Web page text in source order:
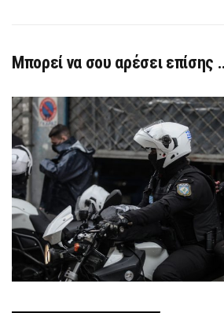
Μπορεί να σου αρέσει επίσης